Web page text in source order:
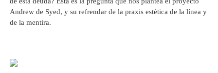
Andrew de Syed, y su refrendar de la praxis estética de la línea y
de la mentira.